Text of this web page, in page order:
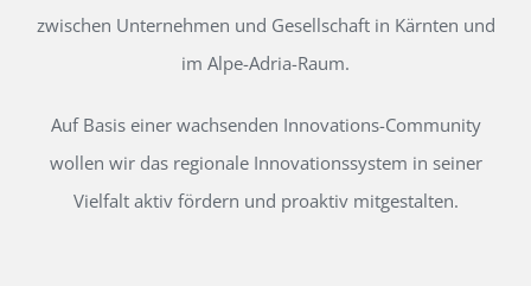
zwischen Unternehmen und Gesellschaft in Kärnten und
im Alpe-Adria-Raum.
Auf Basis einer wachsenden Innovations-Community
wollen wir das regionale Innovationssystem in seiner
Vielfalt aktiv fördern und proaktiv mitgestalten.